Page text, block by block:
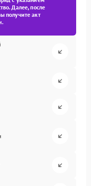
Далее, после
получите акт